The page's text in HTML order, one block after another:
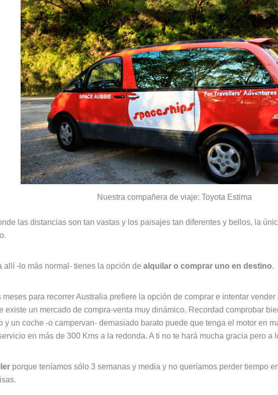
Nuestra compañera de viaje: Toyota Estima
las distancias son tan vastas y los paisajes tan diferentes y bellos, la
allí -lo más normal- tienes la opción de alquilar o comprar uno en destino.
para recorrer Australia prefiere la opción de comprar e intentar
existe un mercado de compra-venta muy dinámico. Recordad comprobar
y un coche -o campervan- demasiado barato puede que tenga el motor en
en más de 300 Kms a la redonda. A ti no te hará mucha gracia pero a
porque teníamos sólo 3 semanas y media y no queríamos perder tiempo